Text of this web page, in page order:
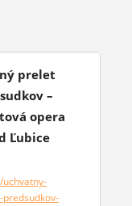
prelet
–
opera
Ľubice